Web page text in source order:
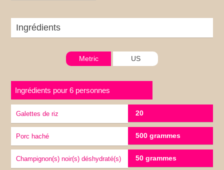
Ingrédients
Metric US
Ingrédients pour 6 personnes
galettes de riz 20
porc haché 500 grammes
Champignon(s) noir(s) déshydraté(s) 50 grammes